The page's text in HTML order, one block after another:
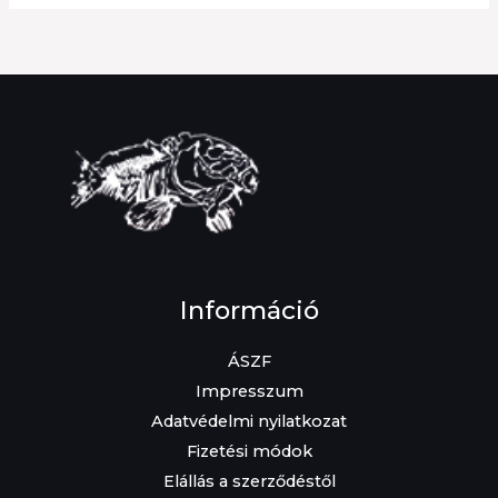
Információ
ÁSZF
Impresszum
Adatvédelmi nyilatkozat
Fizetési módok
Elállás a szerződéstől